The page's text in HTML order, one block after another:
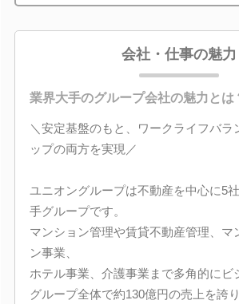
会社・仕事の魅力
業界大手のグループ会社の魅力とは
＼安定基盤のもと、ワークライフバラ
ップの両方を実現／
ユニオングループは不動産を中心に5
手グループです。
マンション管理や賃貸不動産管理、マ
ン事業、
ホテル事業、介護事業まで多角的にビ
グループ全体で約130億円の売上を誇り